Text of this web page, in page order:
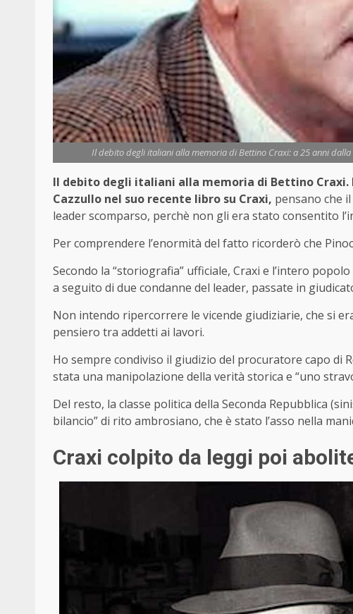
Il debito degli italiani alla memoria di Bettino Craxi: a 25 anni
Il debito degli italiani alla memoria di Bettino Craxi.
Cazzullo nel suo recente libro su Craxi, pensano che
leader scomparso, perchè non gli era stato consentito
Per comprendere l’enormità del fatto ricorderò che
Secondo la “storiografia” ufficiale, Craxi e l’intero
a seguito di due condanne del leader, passate in
Non intendo ripercorrere le vicende giudiziarie, che si
pensiero tra addetti ai lavori.
Ho sempre condiviso il giudizio del procuratore capo di
stata una manipolazione della verità storica e “uno
Del resto, la classe politica della Seconda Repubblica
bilancio” di rito ambrosiano, che è stato l’asso nella
Craxi colpito da leggi poi